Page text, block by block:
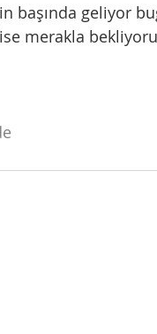
başında geliyor
merakla